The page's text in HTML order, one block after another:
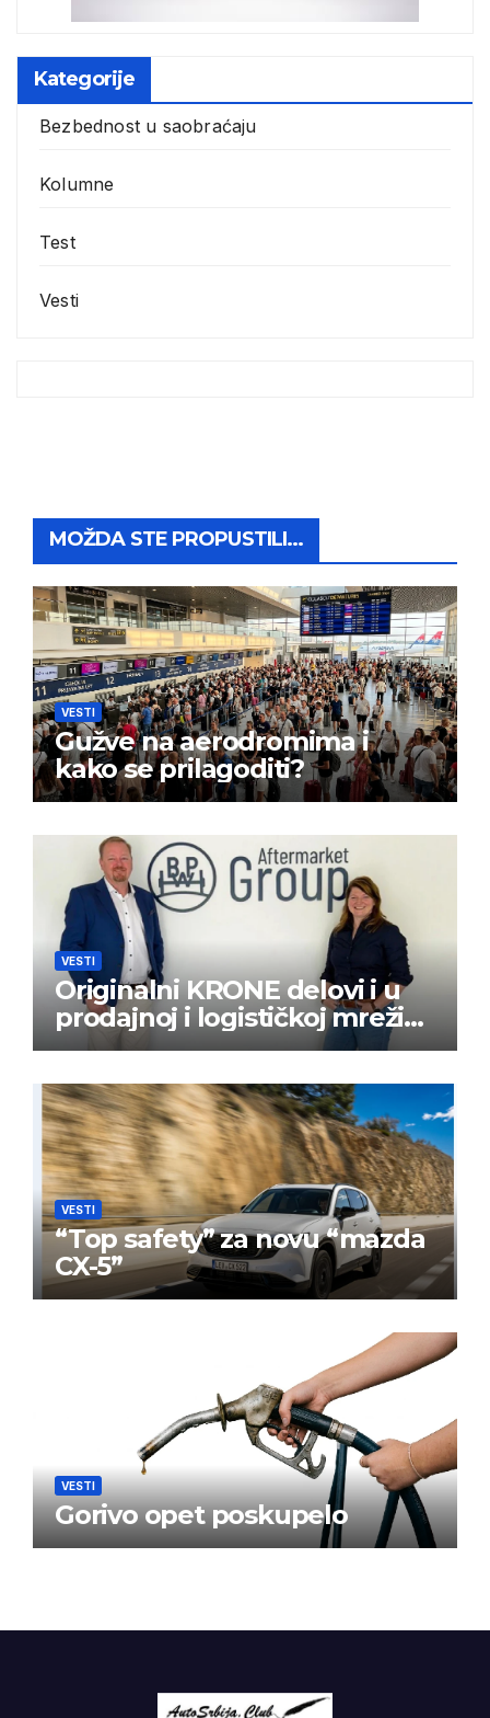
Kategorije
Bezbednost u saobraćaju
Kolumne
Test
Vesti
MOŽDA STE PROPUSTILI...
VESTI
Gužve na aerodromima i
kako se prilagoditi?
VESTI
Originalni KRONE delovi i u
prodajnoj i logističkoj mreži
BPW Aftermarket grupe
VESTI
“Top safety” za novu “mazda
CX-5”
VESTI
Gorivo opet poskupelo